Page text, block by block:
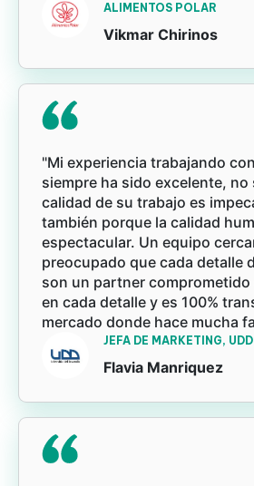
ALIMENTOS POLAR
Vikmar Chirinos
"Mi experiencia trabajando
siempre ha sido excelente, no
calidad de su trabajo es
también porque la calidad
espectacular. Un equipo
preocupado que cada detalle
son un partner comprometido
en cada detalle y es 100%
mercado donde hace mucha
JEFA DE MARKETING, UDD
Flavia Manriquez